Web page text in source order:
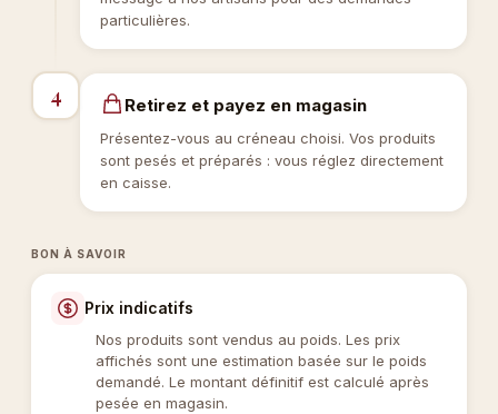
particulières.
4 Retirez et payez en magasin
Présentez-vous au créneau choisi. Vos produits
sont pesés et préparés : vous réglez directement
en caisse.
BON À SAVOIR
Prix indicatifs
Nos produits sont vendus au poids. Les prix
affichés sont une estimation basée sur le poids
demandé. Le montant définitif est calculé après
pesée en magasin.